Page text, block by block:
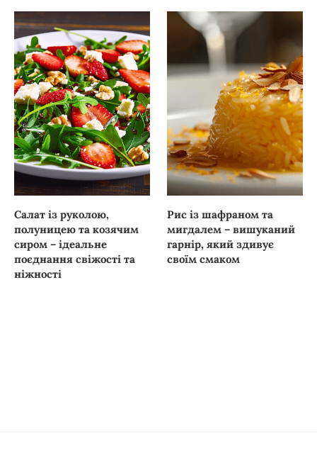
Салат із руколою,
полуницею та козячим
сиром – ідеальне
поєднання свіжості та
ніжності
Рис із шафраном та
мигдалем – вишуканий
гарнір, який здивує
своїм смаком